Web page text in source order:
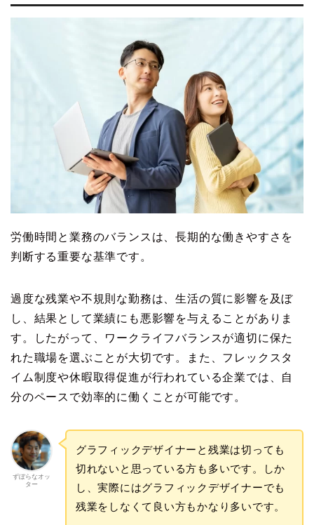
労働時間と業務のバランスは、長期的な働きやすさを
判断する重要な基準です。
過度な残業や不規則な勤務は、生活の質に影響を及ぼ
し、結果として業績にも悪影響を与えることがありま
す。したがって、ワークライフバランスが適切に保た
れた職場を選ぶことが大切です。また、フレックスタ
イム制度や休暇取得促進が行われている企業では、自
分のペースで効率的に働くことが可能です。
ずぼらなオッ
ター
グラフィックデザイナーと残業は切っても
切れないと思っている方も多いです。しか
し、実際にはグラフィックデザイナーでも
残業をしなくて良い方もかなり多いです。